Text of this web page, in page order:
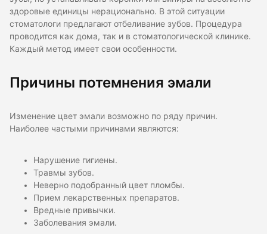
здоровые единицы нерационально. В этой ситуации
стоматологи предлагают отбеливание зубов. Процедура
проводится как дома, так и в стоматологической клинике.
Каждый метод имеет свои особенности.
Причины потемнения эмали
Изменение цвет эмали возможно по ряду причин.
Наиболее частыми причинами являются:
Нарушение гигиены.
Травмы зубов.
Неверно подобранный цвет пломбы.
Прием лекарственных препаратов.
Вредные привычки.
Заболевания эмали.